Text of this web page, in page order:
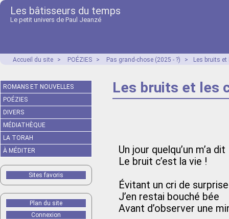
Les bâtisseurs du temps
Le petit univers de Paul Jeanzé
Accueil du site > POÉZIES > Pas grand-chose (2025 - ?) > Les bruits
Les bruits et les
Un jour quelqu’un m’a dit
Le bruit c’est la vie !
Évitant un cri de surprise
J’en restai bouché bée
Avant d’observer une
ROMANS ET NOUVELLES
POÉZIES
DIVERS
MÉDIATHÈQUE
LA TORAH
À MÉDITER
Sites favoris
Plan du site
Connexion